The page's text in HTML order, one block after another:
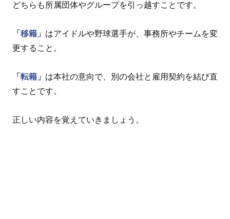
どちらも所属団体やグループを引っ越すことです。
「移籍」 はアイドルや野球選手が、事務所やチームを変
更すること。
「転籍」 は本社の意向で、別の会社と雇用契約を結び直
すことです。
正しい内容を覚えていきましょう。